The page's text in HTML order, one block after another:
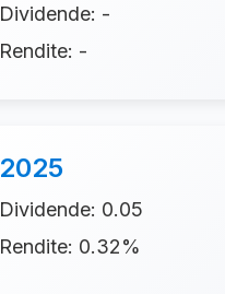
Dividende: -
Rendite: -
2025
Dividende: 0.05
Rendite: 0.32%